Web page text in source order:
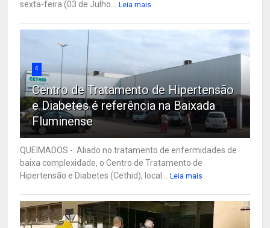
sexta-feira (03 de Julho...
Leia mais
4
Centro de Tratamento de Hipertensão
e Diabetes é referência na Baixada
Fluminense
QUEIMADOS - Aliado no tratamento de enfermidades de
baixa complexidade, o Centro de Tratamento de
Hipertensão e Diabetes (Cethid), local...
Leia mais